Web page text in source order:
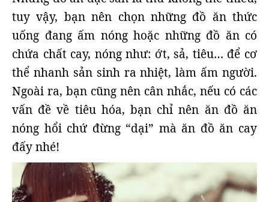
tuy vậy, bạn nên chọn những đồ ăn thức
uống đang ấm nóng hoặc những đồ ăn có
chứa chất cay, nóng như: ớt, sả, tiêu… để cơ
thể nhanh sản sinh ra nhiệt, làm ấm người.
Ngoài ra, bạn cũng nên cân nhắc, nếu có các
vấn đề về tiêu hóa, bạn chỉ nên ăn đồ ăn
nóng hổi chứ đừng “dại” mà ăn đồ ăn cay
đấy nhé!